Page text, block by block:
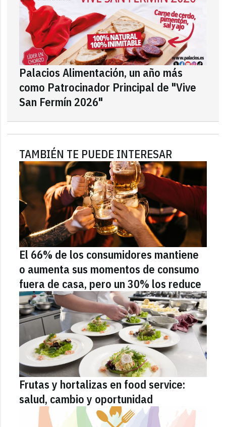
Palacios Alimentación, un año más
como Patrocinador Principal de "Vive
San Fermín 2026"
TAMBIÉN TE PUEDE INTERESAR
El 66% de los consumidores mantiene
o aumenta sus momentos de consumo
fuera de casa, pero un 30% los reduce
Frutas y hortalizas en food service:
salud, cambio y oportunidad